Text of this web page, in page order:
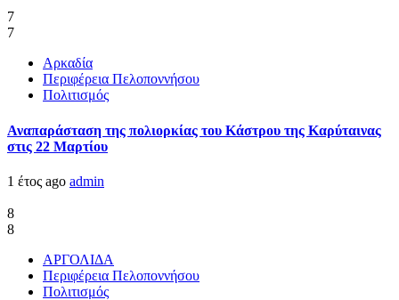
7
7
Αρκαδία
Περιφέρεια Πελοποννήσου
Πολιτισμός
Αναπαράσταση της πολιορκίας του Κάστρου της Καρύταινας
στις 22 Μαρτίου
1 έτος ago admin
8
8
ΑΡΓΟΛΙΔΑ
Περιφέρεια Πελοποννήσου
Πολιτισμός